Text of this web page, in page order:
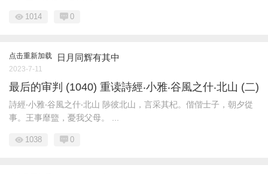
1014 0
点击重新加载 日月同辉有其中
2023-7-11
最后的审判 (1040) 重读詩經‧小雅‧谷風之什‧北山 (二)
詩經‧小雅‧谷風之什‧北山 陟彼北山，言采其杞。偕偕士子，朝夕從
事。王事靡盬，憂我父母。 ...
1038 0